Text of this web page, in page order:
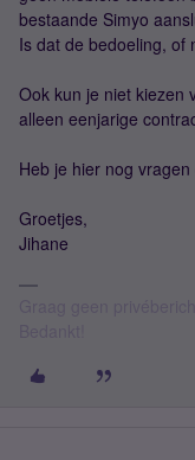
bestaande Simyo
Is dat de bedoeling, of
Ook kun je niet kiezen
alleen eenjarige
Heb je hier nog vragen
Groetjes,
Jihane